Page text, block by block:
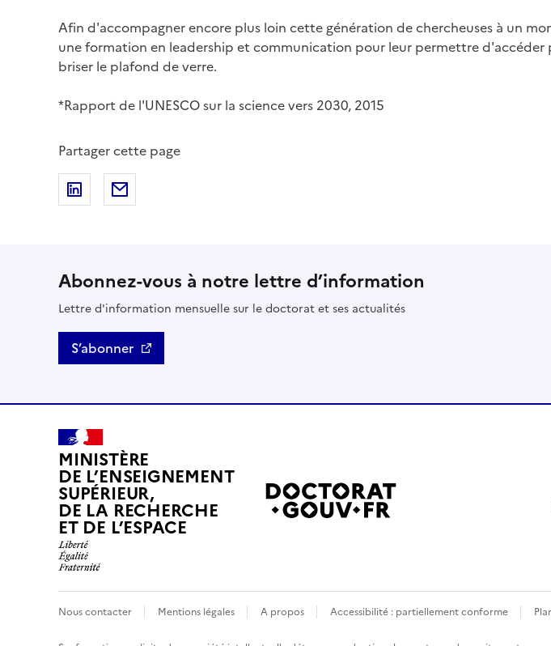
Afin d'accompagner encore plus loin cette génération de chercheuses à un
une formation en leadership et communication pour leur permettre
briser le plafond de verre.
*Rapport de l'UNESCO sur la science vers 2030, 2015
Partager cette page
Partager sur LinkedIn
Abonnez-vous à notre lettre d’information
Lettre d'information mensuelle sur le doctorat et ses actualités
S’abonner
MINISTÈRE
DE L’ENSEIGNEMENT
SUPÉRIEUR,
DE LA RECHERCHE
ET DE L’ESPACE
Nous contacter Mentions légales A propos Accessibilité : partiellement conforme